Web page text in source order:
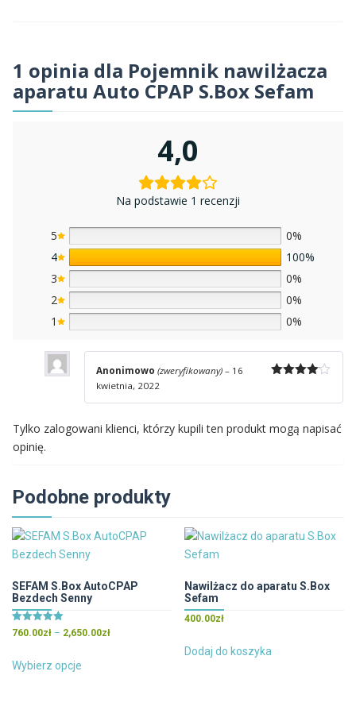
1 opinia dla Pojemnik nawilżacza
aparatu Auto CPAP S.Box Sefam
4,0
Na podstawie 1 recenzji
5
0%
4
100%
3
0%
2
0%
1
0%
Anonimowo (zweryfikowany) – 16
kwietnia, 2022
Tylko zalogowani klienci, którzy kupili ten produkt mogą napisać
opinię.
Podobne produkty
SEFAM S.Box AutoCPAP
Bezdech Senny
Oceniono
5.00
760.00zł – 2,650.00złZakres
Wybierz opcje
Nawilżacz do aparatu S.Box
Sefam
400.00zł
Dodaj do koszyka